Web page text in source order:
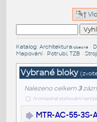
Katalog: Architektura/obecné•
Mapování• Potrubí, TZB •
Vybrané bloky
Nalezeno celkem 3
hromadné stahování není
MTR-AC-55-3S-